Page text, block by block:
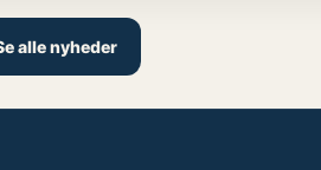
alle nyheder